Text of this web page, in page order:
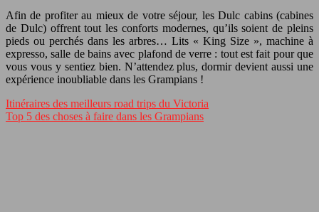
Afin de profiter au mieux de votre séjour, les Dulc cabins (cabines
de Dulc) offrent tout les conforts modernes, qu’ils soient de pleins
pieds ou perchés dans les arbres… Lits « King Size », machine à
expresso, salle de bains avec plafond de verre : tout est fait pour que
vous vous y sentiez bien. N’attendez plus, dormir devient aussi une
expérience inoubliable dans les Grampians !
Itinéraires des meilleurs road trips du Victoria
Top 5 des choses à faire dans les Grampians